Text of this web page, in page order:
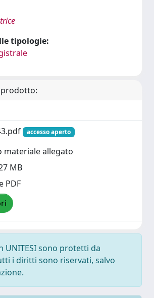
tipologie:
accesso aperto
materiale allegato
MB
PDF
UNITESI sono protetti da
i diritti sono riservati, salvo